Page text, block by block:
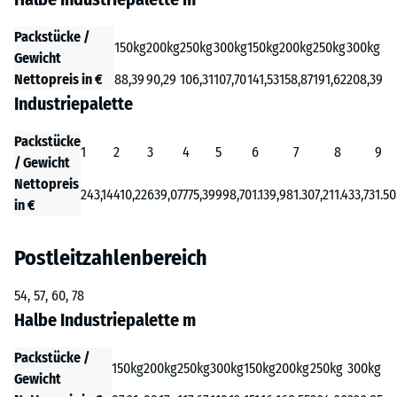
Packstücke /
Gewicht
150kg200kg250kg300kg150kg200kg250kg300kg
Nettopreis in €
88,3990,29 106,31107,70141,53158,87191,62208,39
Industriepalette
Packstücke
/ Gewicht
1 2 3 4 5 6 7 8
9
Nettopreis
in €
243,14410,22639,07775,39998,701.139,981.307,211.433,73
Postleitzahlenbereich
54, 57, 60, 78
Halbe Industriepalette m
Packstücke /
Gewicht
150kg200kg250kg300kg150kg200kg250kg 300kg